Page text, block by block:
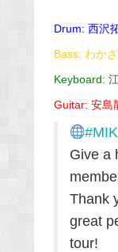
Drum: 西沢
Bass: わか
Keyboard:
Guitar: 安島
Give a
Thank
great
tour!